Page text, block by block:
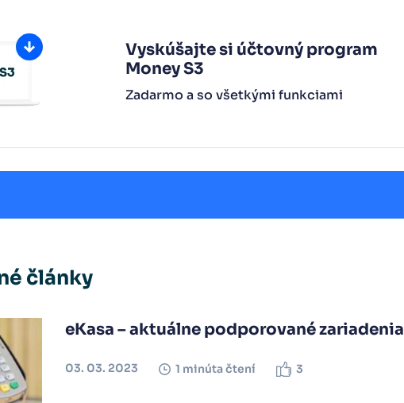
Vyskúšajte si účtovný program
Money S3
Zadarmo a so všetkými funkciami
články
eKasa – aktuálne podporované zariadenia
03. 03. 2023 1 minúta čtení 3